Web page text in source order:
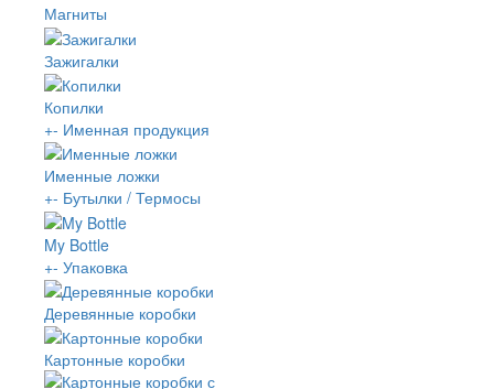
Магниты
Зажигалки
Копилки
+- Именная продукция
Именные ложки
+- Бутылки / Термосы
My Bottle
+- Упаковка
Деревянные коробки
Картонные коробки